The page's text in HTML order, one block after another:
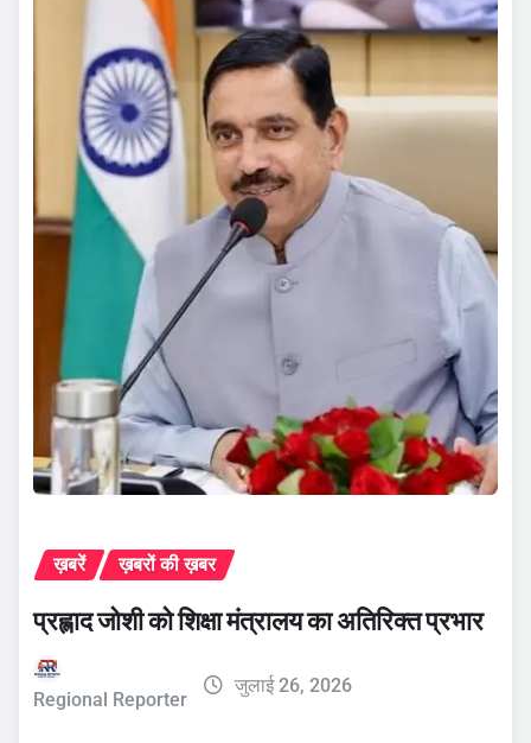
ख़बरें ख़बरों की ख़बर
प्रह्लाद जोशी को शिक्षा मंत्रालय का अतिरिक्त प्रभार
Regional Reporter
जुलाई 26, 2026